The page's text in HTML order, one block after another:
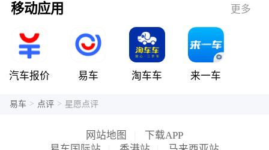
移动应用 更多
汽车报价 易车 淘车车 来一车
易车 > 点评 > 星愿点评
网站地图
下载APP